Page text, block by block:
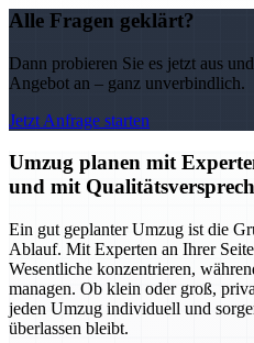
Alle Fragen geklärt?
Dann probieren Sie es jetzt aus
Angebot an – ganz unverbindlich.
Jetzt Anfrage starten
Umzug planen mit
und mit
Ein gut geplanter Umzug ist die
Ablauf. Mit Experten an Ihrer
Wesentliche konzentrieren,
managen. Ob klein oder groß,
jeden Umzug individuell und
überlassen bleibt.